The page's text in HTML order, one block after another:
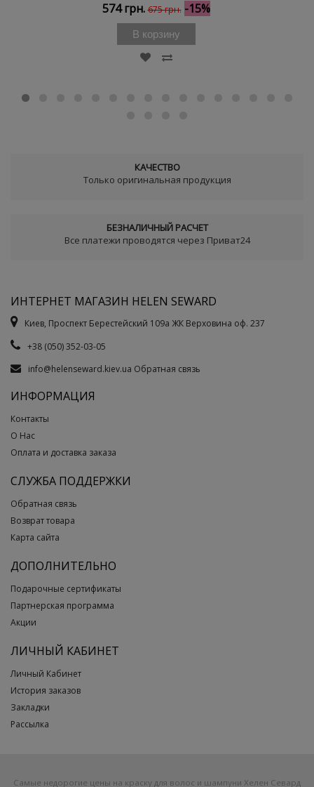
574 грн. 675 грн. -15%
В корзину
КАЧЕСТВО
Только оригинальная продукция
БЕЗНАЛИЧНЫЙ РАСЧЕТ
Все платежи проводятся через Приват24
ИНТЕРНЕТ МАГАЗИН HELEN SEWARD
Киев, Проспект Берестейский 109а ЖК Верховина оф. 237
+38 (050) 352-03-05
info@helenseward.kiev.ua Обратная связь
ИНФОРМАЦИЯ
Контакты
О Нас
Оплата и доставка заказа
СЛУЖБА ПОДДЕРЖКИ
Обратная связь
Возврат товара
Карта сайта
ДОПОЛНИТЕЛЬНО
Подарочные сертификаты
Партнерская программа
Акции
ЛИЧНЫЙ КАБИНЕТ
Личный Кабинет
История заказов
Закладки
Рассылка
Самые недорогие цены на краску для волос и шампуни Хелен Севард